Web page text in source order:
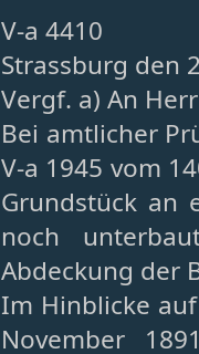
V-a 4410
Strassburg den
Vergf. a) An
Bei amtlicher
V-a 1945 vom
Grundstück an
noch
Abdeckung der
Im Hinblicke
November